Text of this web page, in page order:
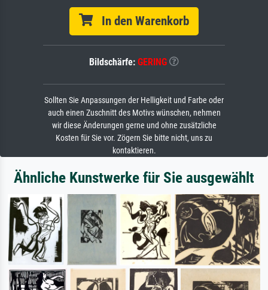
In den Warenkorb
Bildschärfe: GERING
Sollten Sie Anpassungen der Helligkeit und Farbe oder
auch einen Zuschnitt des Motivs wünschen, nehmen
wir diese Änderungen gerne und ohne zusätzliche
Kosten für Sie vor. Zögern Sie bitte nicht, uns zu
kontaktieren.
Ähnliche Kunstwerke für Sie ausgewählt